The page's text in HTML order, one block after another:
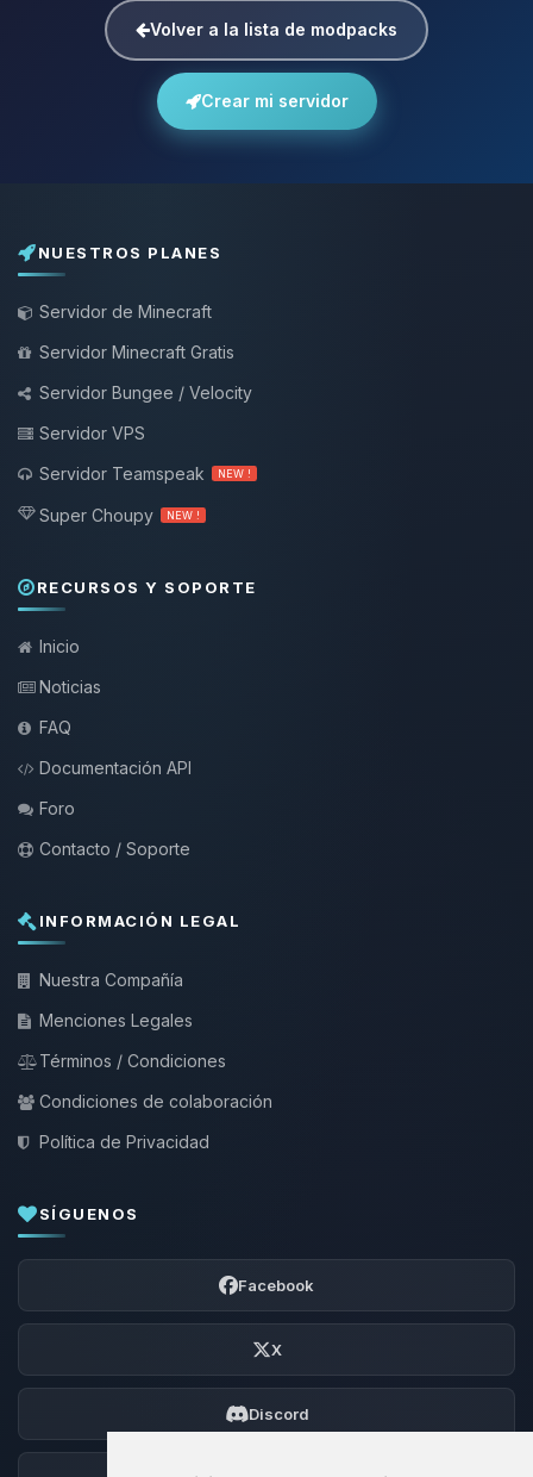
Volver a la lista de modpacks
Crear mi servidor
NUESTROS PLANES
Servidor de Minecraft
Servidor Minecraft Gratis
Servidor Bungee / Velocity
Servidor VPS
Servidor Teamspeak
NEW !
Super Choupy NEW !
RECURSOS Y SOPORTE
Inicio
Noticias
FAQ
Documentación API
Foro
Contacto / Soporte
INFORMACIÓN LEGAL
Nuestra Compañía
Menciones Legales
Términos / Condiciones
Condiciones de colaboración
Política de Privacidad
SÍGUENOS
Facebook
X
Discord